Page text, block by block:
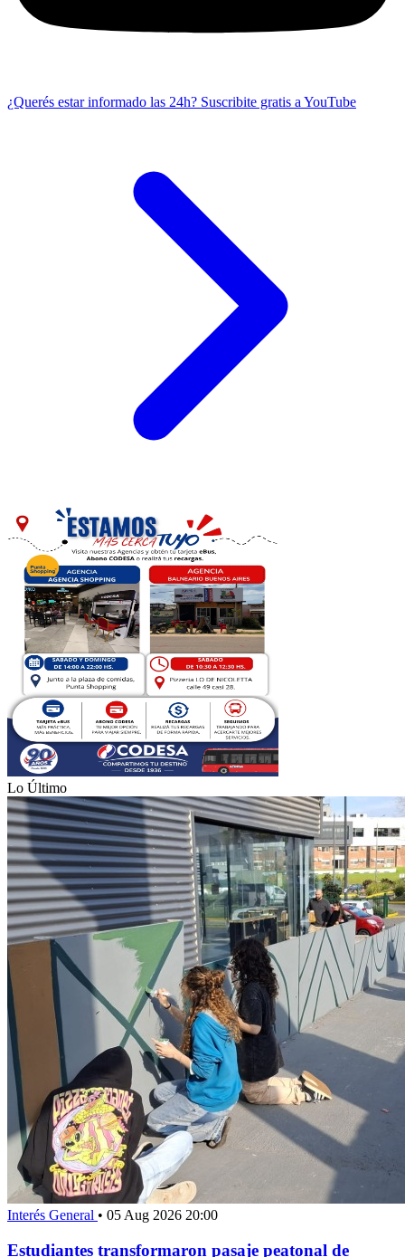
¿Querés estar informado las 24h? Suscribite gratis a YouTube
Lo Último
Interés General • 05 Aug 2026 20:00
Estudiantes transformaron pasaje peatonal de